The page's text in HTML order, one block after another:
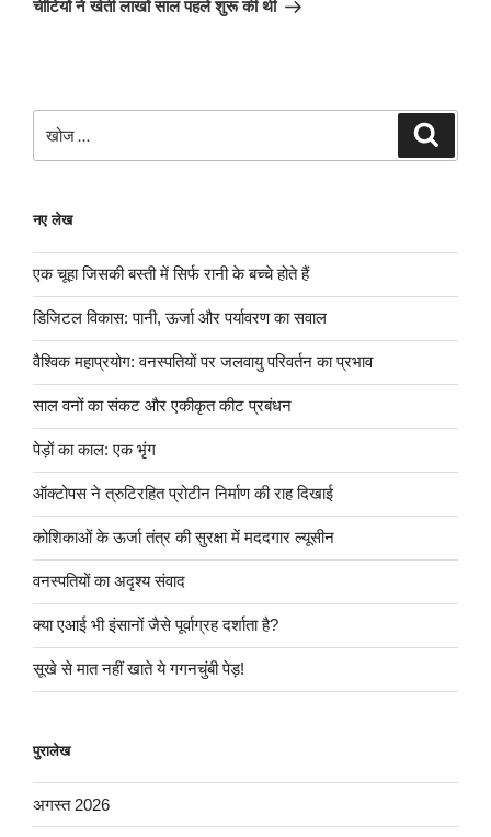
चींटियों ने खेती लाखों साल पहले शुरू की थी
खोजे
नए लेख
एक चूहा जिसकी बस्ती में सिर्फ रानी के बच्चे होते हैं
डिजिटल विकास: पानी, ऊर्जा और पर्यावरण का सवाल
वैश्विक महाप्रयोग: वनस्पतियों पर जलवायु परिवर्तन का प्रभाव
साल वनों का संकट और एकीकृत कीट प्रबंधन
पेड़ों का काल: एक भृंग
ऑक्टोपस ने त्रुटिरहित प्रोटीन निर्माण की राह दिखाई
कोशिकाओं के ऊर्जा तंत्र की सुरक्षा में मददगार ल्यूसीन
वनस्पतियों का अदृश्य संवाद
क्या एआई भी इंसानों जैसे पूर्वाग्रह दर्शाता है?
सूखे से मात नहीं खाते ये गगनचुंबी पेड़!
पुरालेख
अगस्त 2026